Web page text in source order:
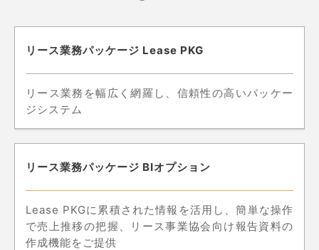
リース業務パッケージ Lease PKG
リース業務を幅広く網羅し、信頼性の高いパッケー
ジシステム
リース業務パッケージ BIオプション
Lease PKGに累積された情報を活用し、簡単な操作
で売上推移の把握、リース事業協会向け報告資料の
作成機能をご提供